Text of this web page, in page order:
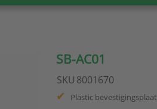
SB-AC01
SKU 8001670
Plastic bevestigingsplaat